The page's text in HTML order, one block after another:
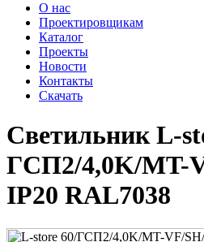
О нас
Проектировщикам
Каталог
Проекты
Новости
Контакты
Скачать
Светильник L-
ГСП2/4,0K/MT-
IP20 RAL7038